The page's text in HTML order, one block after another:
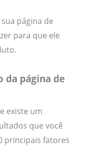
página de
para que ele
da página de
existe um
que você
principais fatores